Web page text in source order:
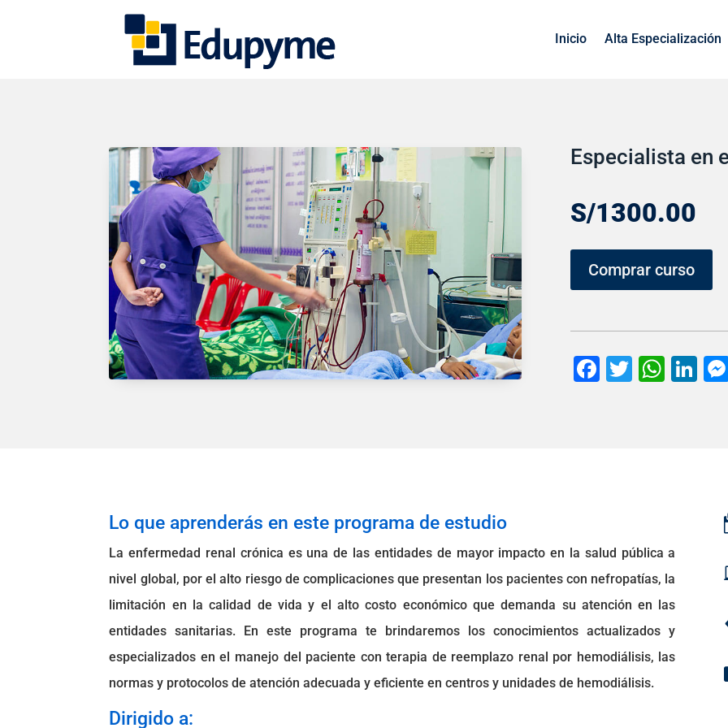
Inicio Alta Especialización
Especialista en
S/1300.00
Comprar curso
F
k
T W Li
Lo que aprenderás en este programa de estudio
La enfermedad renal crónica es una de las entidades de mayor impacto en la salud pública a
nivel global, por el alto riesgo de complicaciones que presentan los pacientes con nefropatías, la
limitación en la calidad de vida y el alto costo económico que demanda su atención en las
entidades sanitarias. En este programa te brindaremos los conocimientos actualizados y
especializados en el manejo del paciente con terapia de reemplazo renal por hemodiálisis, las
normas y protocolos de atención adecuada y eficiente en centros y unidades de hemodiálisis.
Dirigido a: